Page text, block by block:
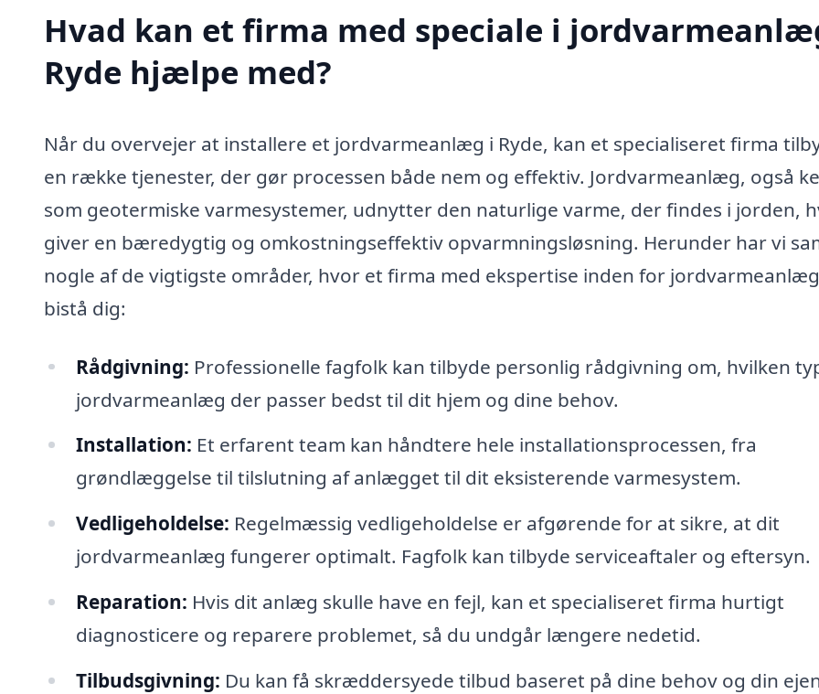
Hvad kan et firma med speciale i
Ryde hjælpe med?
Når du overvejer at installere et jordvarmeanlæg i Ryde, kan et specialiseret firma
en række tjenester, der gør processen både nem og effektiv. Jordvarmeanlæg, også
som geotermiske varmesystemer, udnytter den naturlige varme, der findes i jorden,
giver en bæredygtig og omkostningseffektiv opvarmningsløsning. Herunder har vi
nogle af de vigtigste områder, hvor et firma med ekspertise inden for
bistå dig:
Rådgivning: Professionelle fagfolk kan tilbyde personlig rådgivning om, hvilken
jordvarmeanlæg der passer bedst til dit hjem og dine behov.
Installation: Et erfarent team kan håndtere hele installationsprocessen, fra
grøndlæggelse til tilslutning af anlægget til dit eksisterende varmesystem.
Vedligeholdelse: Regelmæssig vedligeholdelse er afgørende for at sikre, at dit
jordvarmeanlæg fungerer optimalt. Fagfolk kan tilbyde serviceaftaler og eftersyn.
Reparation: Hvis dit anlæg skulle have en fejl, kan et specialiseret firma hurtigt
diagnosticere og reparere problemet, så du undgår længere nedetid.
Tilbudsgivning: Du kan få skræddersyede tilbud baseret på dine behov og din